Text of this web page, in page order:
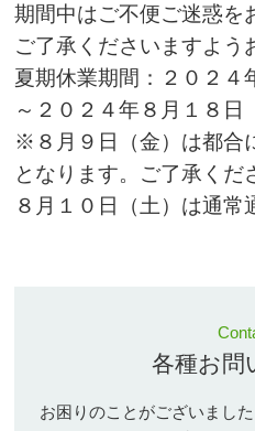
期間中はご不便ご迷惑を
ご了承くださいますよう
夏期休業期間：２０２４
～２０２４年８月１８日
※８月９日（金）は都合
となります。ご了承くだ
８月１０日（土）は通常
各種お問
お困りのことがございまし